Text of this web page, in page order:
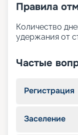
Правила
Количество
удержания от
Частые
Регистрация
Заселение